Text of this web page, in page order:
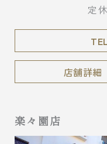
定
店舗詳細
楽々園店